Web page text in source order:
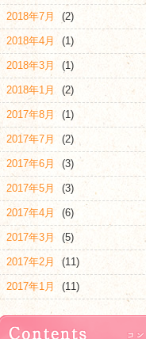
2018年7月 (2)
2018年4月 (1)
2018年3月 (1)
2018年1月 (2)
2017年8月 (1)
2017年7月 (2)
2017年6月 (3)
2017年5月 (3)
2017年4月 (6)
2017年3月 (5)
2017年2月 (11)
2017年1月 (11)